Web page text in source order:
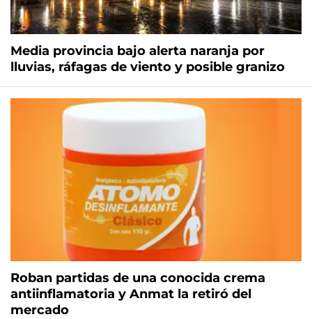
Media provincia bajo alerta naranja por
lluvias, ráfagas de viento y posible granizo
Roban partidas de una conocida crema
antiinflamatoria y Anmat la retiró del
mercado